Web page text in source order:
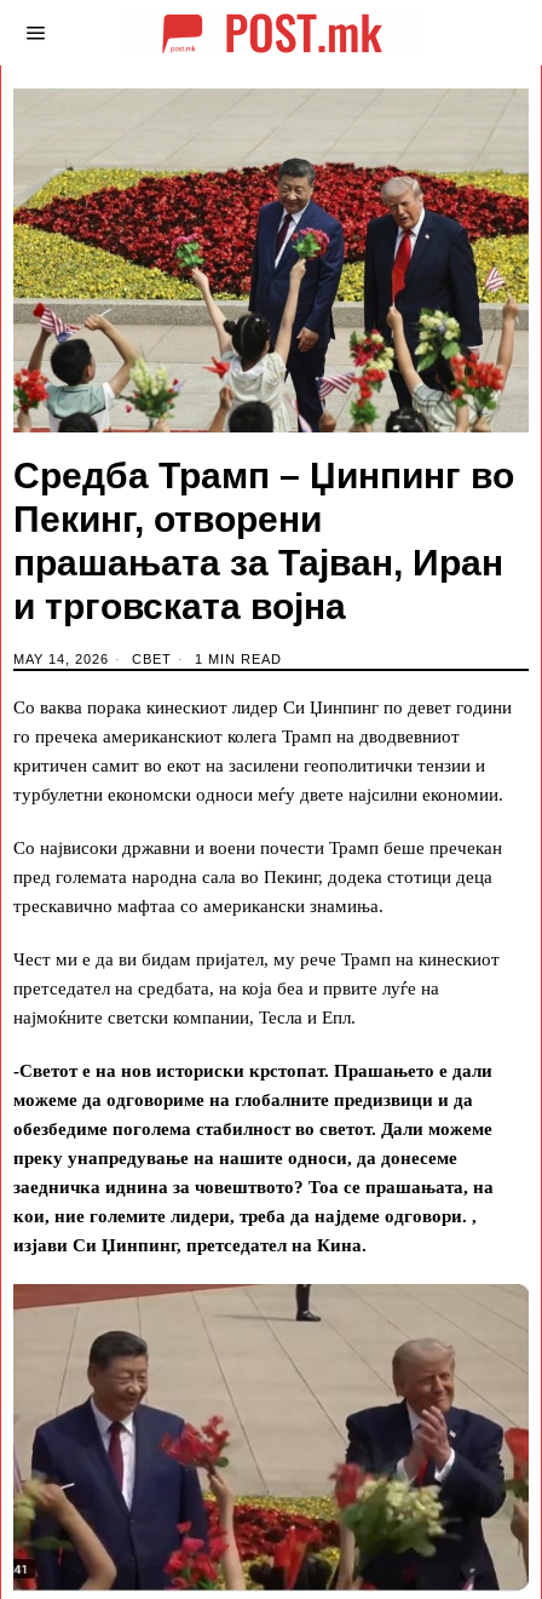
Средба Трамп – Џинпинг во
Пекинг, отворени
прашањата за Тајван, Иран
и трговската војна
MAY 14, 2026 СВЕТ 1 MIN READ
Со ваква порака кинескиот лидер Си Џинпинг по девет години
го пречека американскиот колега Трамп на дводвевниот
критичен самит во екот на засилени геополитички тензии и
турбулетни економски односи меѓу двете најсилни економии.
Со највисоки државни и воени почести Трамп беше пречекан
пред големата народна сала во Пекинг, додека стотици деца
трескавично мафтаа со американски знамиња.
Чест ми е да ви бидам пријател, му рече Трамп на кинескиот
претседател на средбата, на која беа и првите луѓе на
најмоќните светски компании, Тесла и Епл.
-Светот е на нов историски крстопат. Прашањето е дали
можеме да одговориме на глобалните предизвици и да
обезбедиме поголема стабилност во светот. Дали можеме
преку унапредување на нашите односи, да донесеме
заедничка иднина за човештвото? Тоа се прашањата, на
кои, ние големите лидери, треба да најдеме одговори. ,
изјави Си Џинпинг, претседател на Кина.